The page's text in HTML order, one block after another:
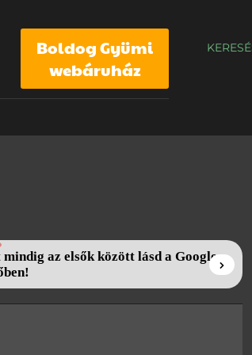
Boldog Gyümi
webáruház
az elsők között lásd a Google